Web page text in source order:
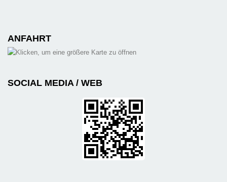
ANFAHRT
SOCIAL MEDIA / WEB